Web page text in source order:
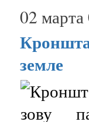
02
земле